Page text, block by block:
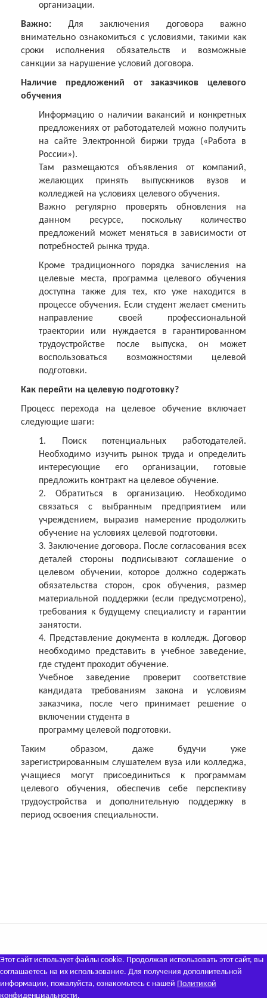
организации.
Важно: Для заключения договора важно
внимательно ознакомиться с условиями, такими как
сроки исполнения обязательств и возможные
санкции за нарушение условий договора.
Наличие предложений от заказчиков целевого
обучения
Информацию о наличии вакансий и конкретных
предложениях от работодателей можно получить
на сайте Электронной биржи труда («Работа в
России»).
Там размещаются объявления от компаний,
желающих принять выпускников вузов и
колледжей на условиях целевого обучения.
Важно регулярно проверять обновления на
данном ресурсе, поскольку количество
предложений может меняться в зависимости от
потребностей рынка труда.
Кроме традиционного порядка зачисления на
целевые места, программа целевого обучения
доступна также для тех, кто уже находится в
процессе обучения. Если студент желает сменить
направление своей профессиональной
траектории или нуждается в гарантированном
трудоустройстве после выпуска, он может
воспользоваться возможностями целевой
подготовки.
Как перейти на целевую подготовку?
Процесс перехода на целевое обучение включает
следующие шаги:
1. Поиск потенциальных работодателей.
Необходимо изучить рынок труда и определить
интересующие его организации, готовые
предложить контракт на целевое обучение.
2. Обратиться в организацию. Необходимо
связаться с выбранным предприятием или
учреждением, выразив намерение продолжить
обучение на условиях целевой подготовки.
3. Заключение договора. После согласования всех
деталей стороны подписывают соглашение о
целевом обучении, которое должно содержать
обязательства сторон, срок обучения, размер
материальной поддержки (если предусмотрено),
требования к будущему специалисту и гарантии
занятости.
4. Представление документа в колледж. Договор
необходимо представить в учебное заведение,
где студент проходит обучение.
Учебное заведение проверит соответствие
кандидата требованиям закона и условиям
заказчика, после чего принимает решение о
включении студента в
программу целевой подготовки.
Таким образом, даже будучи уже
зарегистрированным слушателем вуза или колледжа,
учащиеся могут присоединиться к программам
целевого обучения, обеспечив себе перспективу
трудоустройства и дополнительную поддержку в
период освоения специальности.
Этот сайт использует файлы cookie. Продолжая использовать этот сайт, вы
соглашаетесь на их использование. Для получения дополнительной
информации, пожалуйста, ознакомьтесь с нашей Политикой
конфиденциальности.